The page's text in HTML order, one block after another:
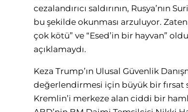
cezalandırıcı saldırının, Rusya’nın
bu şekilde okunması arzuluyor. Zaten
çok kötü” ve “Esed’in bir hayvan”
açıklamaydı.
Keza Trump’ın Ulusal Güvenlik
değerlendirmesi için büyük bir fırsat
Kremlin’i merkeze alan ciddi bir